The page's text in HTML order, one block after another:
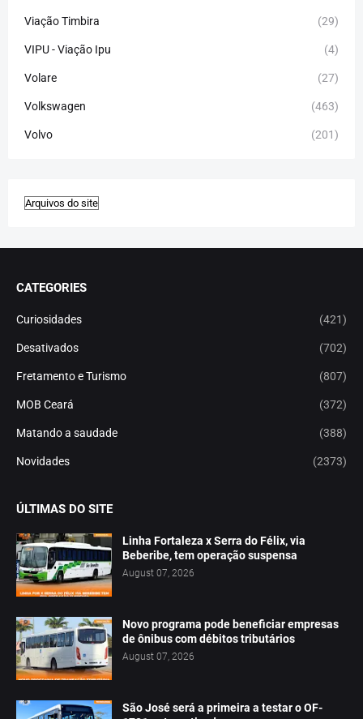
Viação Timbira (29)
VIPU - Viação Ipu (4)
Volare (27)
Volkswagen (463)
Volvo (201)
CATEGORIES
Curiosidades (421)
Desativados (702)
Fretamento e Turismo (807)
MOB Ceará (372)
Matando a saudade (388)
Novidades (2373)
ÚLTIMAS DO SITE
Linha Fortaleza x Serra do Félix, via
Beberibe, tem operação suspensa
August 07, 2026
Novo programa pode beneficiar empresas
de ônibus com débitos tributários
August 07, 2026
São José será a primeira a testar o OF-